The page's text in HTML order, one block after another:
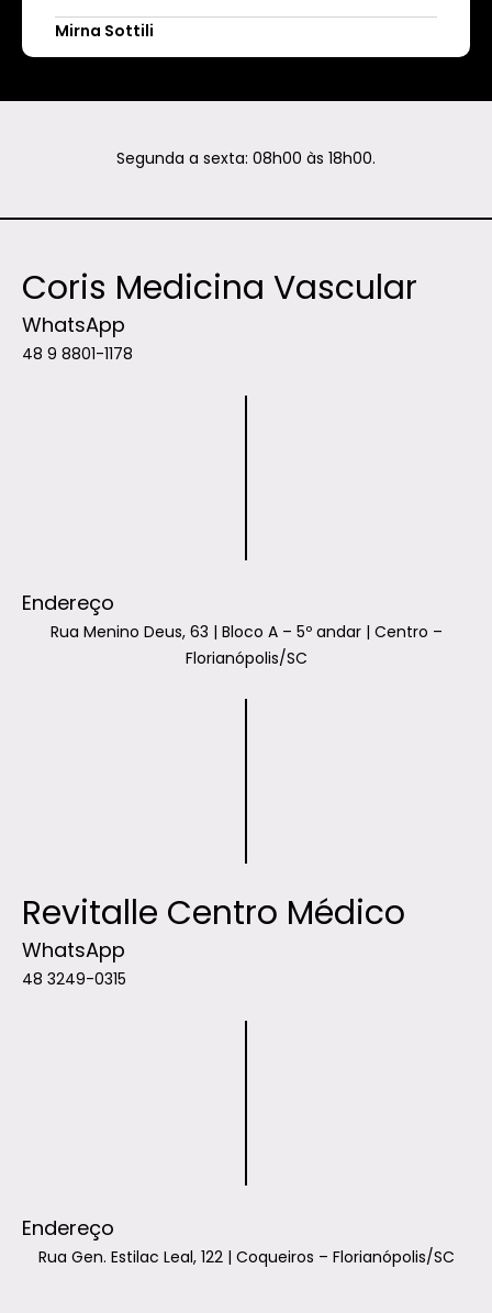
Mirna Sottili
Segunda a sexta: 08h00 às 18h00.
Coris Medicina Vascular
WhatsApp
48 9 8801-1178
Endereço
Rua Menino Deus, 63 | Bloco A – 5º andar | Centro –
Florianópolis/SC
Revitalle Centro Médico
WhatsApp
48 3249-0315
Endereço
Rua Gen. Estilac Leal, 122 | Coqueiros – Florianópolis/SC